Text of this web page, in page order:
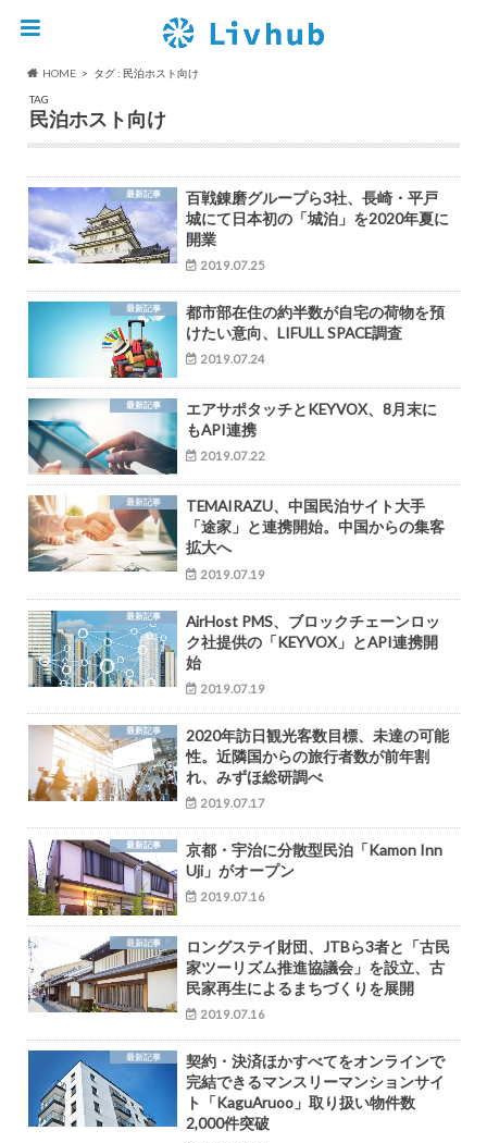
HOME
タグ : 民泊ホスト向け
TAG
民泊ホスト向け
最新記事
百戦錬磨グループら3社、長崎・平戸
城にて日本初の「城泊」を2020年夏に
開業
2019.07.25
最新記事
都市部在住の約半数が自宅の荷物を預
けたい意向、LIFULL SPACE調査
2019.07.24
最新記事
エアサポタッチとKEYVOX、8月末に
もAPI連携
2019.07.22
最新記事
TEMAIRAZU、中国民泊サイト大手
「途家」と連携開始。中国からの集客
拡大へ
2019.07.19
最新記事
AirHost PMS、ブロックチェーンロッ
ク社提供の「KEYVOX」とAPI連携開
始
2019.07.19
最新記事
2020年訪日観光客数目標、未達の可能
性。近隣国からの旅行者数が前年割
れ、みずほ総研調べ
2019.07.17
最新記事
京都・宇治に分散型民泊「Kamon Inn
Uji」がオープン
2019.07.16
最新記事
ロングステイ財団、JTBら3者と「古民
家ツーリズム推進協議会」を設立、古
民家再生によるまちづくりを展開
2019.07.16
最新記事
契約・決済ほかすべてをオンラインで
完結できるマンスリーマンションサイ
ト「KaguAruoo」取り扱い物件数
2,000件突破